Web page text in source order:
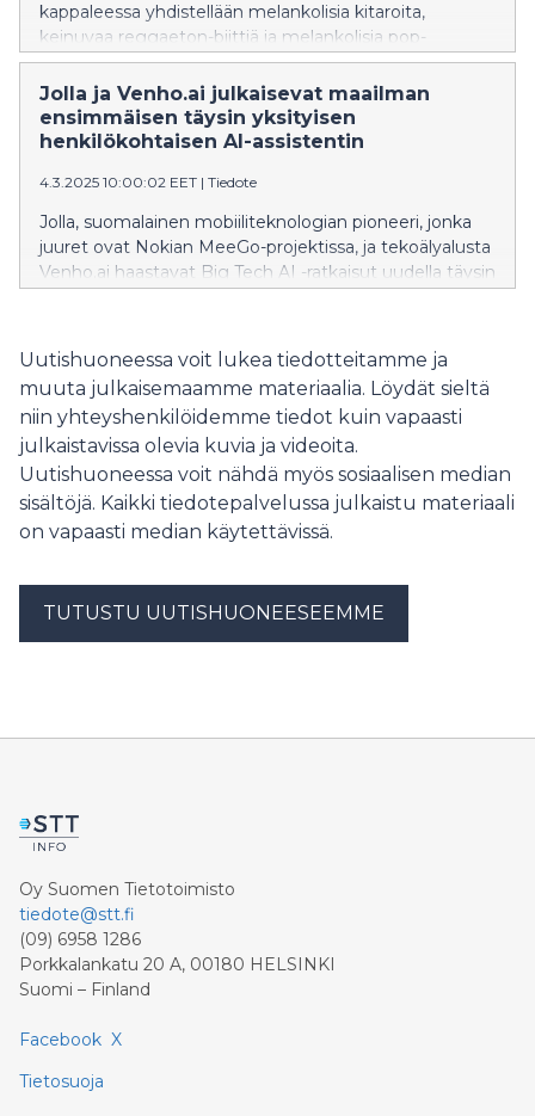
kappaleessa yhdistellään melankolisia kitaroita,
keinuvaa reggaeton-biittiä ja melankolisia pop-
koukkuja.
Jolla ja Venho.ai julkaisevat maailman
ensimmäisen täysin yksityisen
henkilökohtaisen AI-assistentin
4.3.2025 10:00:02 EET | Tiedote
Jolla, suomalainen mobiiliteknologian pioneeri, jonka
juuret ovat Nokian MeeGo-projektissa, ja tekoälyalusta
Venho.ai haastavat Big Tech AI -ratkaisut uudella täysin
2025 -tapahtumassa Barcelonassa ja se tulee saataville
Jolla Mind2 -tekoälylaitteelle huhtikuussa.
Uutishuoneessa voit lukea tiedotteitamme ja
muuta julkaisemaamme materiaalia. Löydät sieltä
niin yhteyshenkilöidemme tiedot kuin vapaasti
julkaistavissa olevia kuvia ja videoita.
Uutishuoneessa voit nähdä myös sosiaalisen median
sisältöjä. Kaikki tiedotepalvelussa julkaistu materiaali
on vapaasti median käytettävissä.
TUTUSTU UUTISHUONEESEEMME
Oy Suomen Tietotoimisto
tiedote@stt.fi
(09) 6958 1286
Porkkalankatu 20 A, 00180 HELSINKI
Suomi – Finland
Facebook X
Tietosuoja